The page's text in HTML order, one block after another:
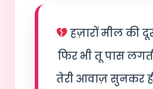
हज़ारों मील की
फिर भी तू पास
तेरी आवाज़ सुनकर